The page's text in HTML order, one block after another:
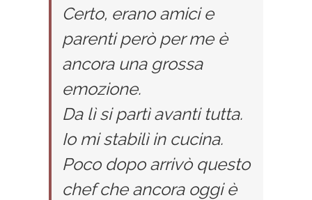
Certo, erano amici e
parenti però per me è
ancora una grossa
emozione.
Da lì si partì avanti tutta.
Io mi stabilì in cucina.
Poco dopo arrivò questo
chef che ancora oggi è